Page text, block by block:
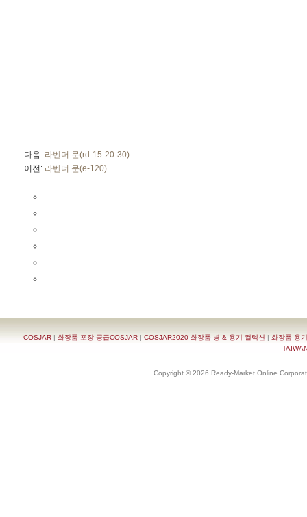
다음: 라벤더 문(rd-15-20-30)
이전: 라벤더 문(e-120)
COSJAR | 화장품 포장 공급COSJAR | COSJAR2020 화장품 병 & 용기 컬렉션 | 화장품 용
Copyright © 2026 Ready-Market Online